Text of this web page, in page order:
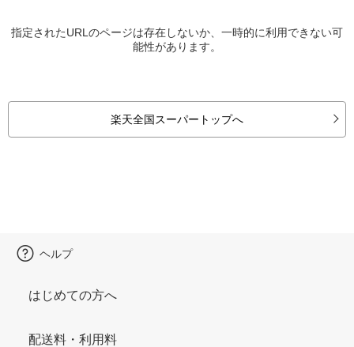
指定されたURLのページは存在しないか、一時的に利用できない可
能性があります。
楽天全国スーパートップへ
ヘルプ
はじめての方へ
配送料・利用料